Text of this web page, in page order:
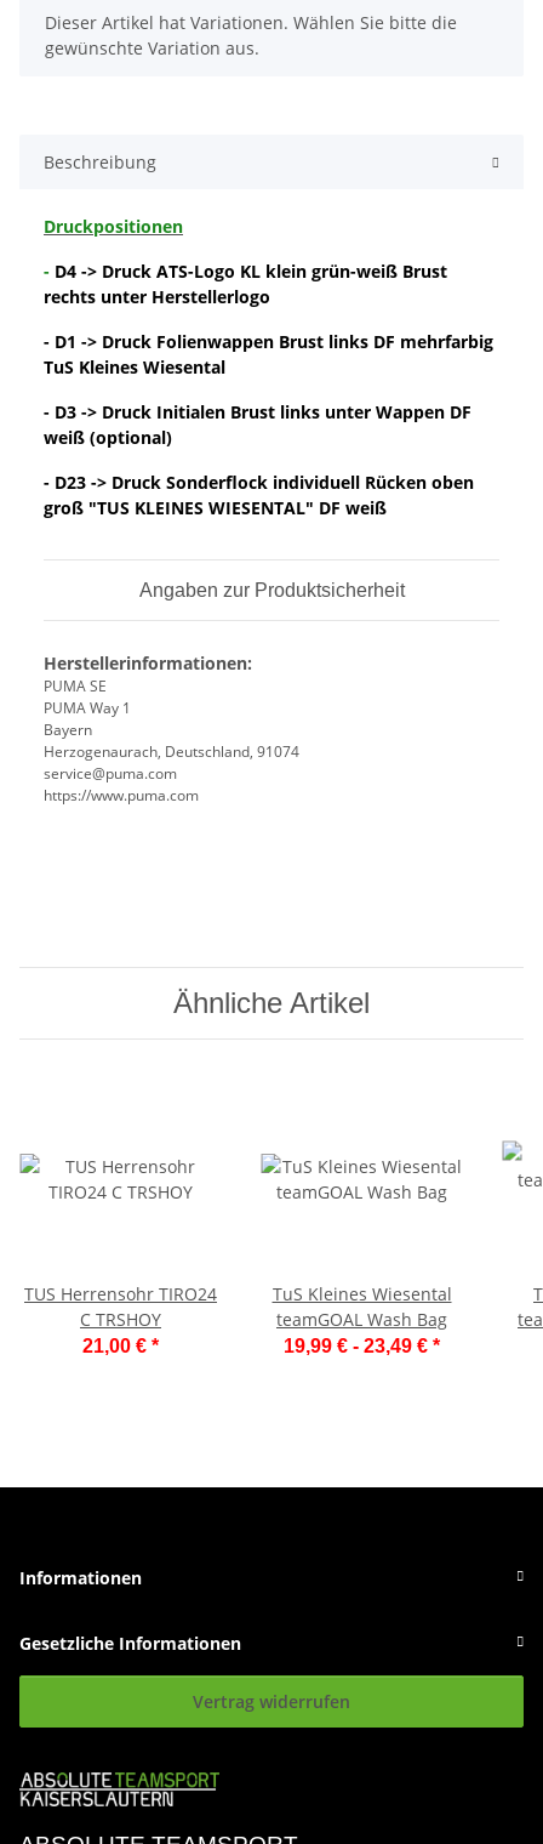
x
Dieser Artikel hat Variationen. Wählen Sie bitte die
gewünschte Variation aus.
Beschreibung
Druckpositionen
- D4 -> Druck ATS-Logo KL klein grün-weiß Brust
rechts unter Herstellerlogo
- D1 -> Druck Folienwappen Brust links DF mehrfarbig
TuS Kleines Wiesental
- D3 -> Druck Initialen Brust links unter Wappen DF
weiß (optional)
- D23 -> Druck Sonderflock individuell Rücken oben
groß "TUS KLEINES WIESENTAL" DF weiß
Angaben zur Produktsicherheit
Herstellerinformationen:
PUMA SE
PUMA Way 1
Bayern
Herzogenaurach, Deutschland, 91074
service@puma.com
https://www.puma.com
Ähnliche Artikel
TUS Herrensohr TIRO24
C TRSHOY
21,00 € *
TuS Kleines Wiesental
teamGOAL Wash Bag
19,99 € - 23,49 € *
Informationen
Gesetzliche Informationen
Vertrag widerrufen